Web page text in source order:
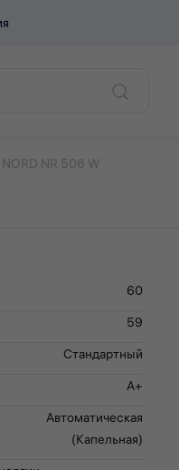
NR 506 W
60
59
Стандартный
A+
Автоматическая
(Капельная)